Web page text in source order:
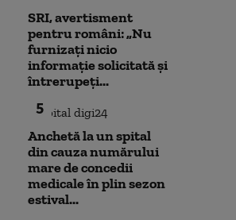
SRI, avertisment
pentru români: „Nu
furnizați nicio
informație solicitată și
întrerupeți...
5
Anchetă la un spital
din cauza numărului
mare de concedii
medicale în plin sezon
estival...